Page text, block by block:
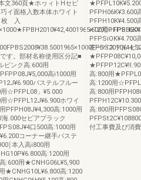
文360頁★ホヮィトHセピ
イ面格入数本体ホワイト
枚 入
す。部材名称使用区分記■
ビンク高:600用
高i1000用
パステルフルー
☆PFPL08」¥5.000
☆PFPL12J¥6.900ホワイ
PFPH08J¥4,300高:1000用
.000セピアプラック
口500高:1000用
コーナー継手パステ
￨本入高i800用
高:1200用
:600用★CNHG06L¥5,900
★CNHG10L¥6.800高:1200
PFPH06K¥3.600
PFPH10K¥4.500
i600用
在︶パステ,レピ
高:800用
高:1200用
高:800用
高:800用
付工事費及び消